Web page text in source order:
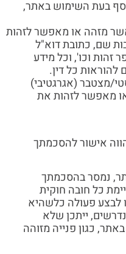
בעת השימוש באתר,
מזהה או מאפשר לזהות
שם, כתובת דוא"ל
וכו', וכל מידע
כל דין.
מצטבר (אגרגטיבי)
מאפשר לזהות את
אישור להסכמתך
נמסר בהסכמתך
כל חובה חוקית
לבצע פעולה כלשהיא
ייתכן שלא
כגון פנייה מזוהה